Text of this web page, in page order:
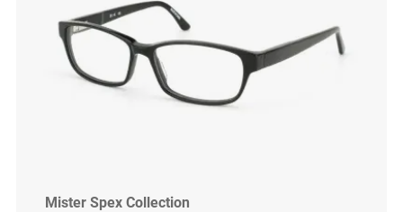
Mister Spex Collection